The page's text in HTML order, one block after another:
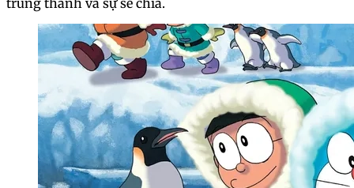
trung thành và sự sẻ chia.